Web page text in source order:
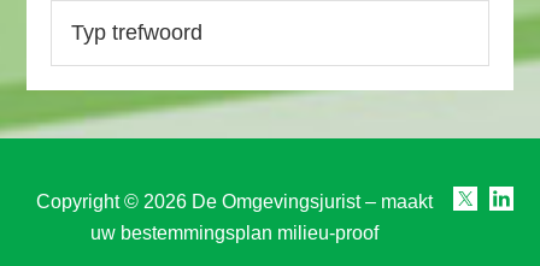
Copyright © 2026 De Omgevingsjurist – maakt
uw bestemmingsplan milieu-proof